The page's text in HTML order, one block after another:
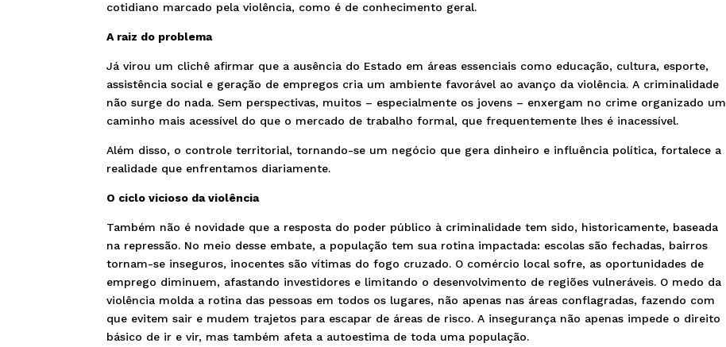
cotidiano marcado pela violência, como é de conhecimento geral.
A raiz do problema
Já virou um clichê afirmar que a ausência do Estado em áreas essenciais como educação, cultura, esporte,
assistência social e geração de empregos cria um ambiente favorável ao avanço da violência. A criminalidade
não surge do nada. Sem perspectivas, muitos – especialmente os jovens – enxergam no crime organizado um
caminho mais acessível do que o mercado de trabalho formal, que frequentemente lhes é inacessível.
Além disso, o controle territorial, tornando-se um negócio que gera dinheiro e influência política, fortalece a
realidade que enfrentamos diariamente.
O ciclo vicioso da violência
Também não é novidade que a resposta do poder público à criminalidade tem sido, historicamente, baseada
na repressão. No meio desse embate, a população tem sua rotina impactada: escolas são fechadas, bairros
tornam-se inseguros, inocentes são vítimas do fogo cruzado. O comércio local sofre, as oportunidades de
emprego diminuem, afastando investidores e limitando o desenvolvimento de regiões vulneráveis. O medo da
violência molda a rotina das pessoas em todos os lugares, não apenas nas áreas conflagradas, fazendo com
que evitem sair e mudem trajetos para escapar de áreas de risco. A insegurança não apenas impede o direito
básico de ir e vir, mas também afeta a autoestima de toda uma população.